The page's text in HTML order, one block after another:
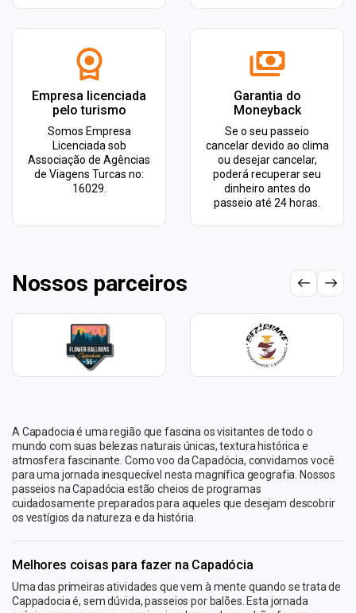
Empresa licenciada
pelo turismo
Somos Empresa
Licenciada sob
Associação de Agências
de Viagens Turcas no:
16029.
Garantia do
Moneyback
Se o seu passeio
cancelar devido ao clima
ou desejar cancelar,
poderá recuperar seu
dinheiro antes do
passeio até 24 horas.
Nossos parceiros
A Capadocia é uma região que fascina os visitantes de todo o
mundo com suas belezas naturais únicas, textura histórica e
atmosfera fascinante. Como voo da Capadócia, convidamos você
para uma jornada inesquecível nesta magnífica geografia. Nossos
passeios na Capadócia estão cheios de programas
cuidadosamente preparados para aqueles que desejam descobrir
os vestígios da natureza e da história.
Melhores coisas para fazer na Capadócia
Uma das primeiras atividades que vem à mente quando se trata de
Cappadocia é, sem dúvida, passeios por balões. Esta jornada